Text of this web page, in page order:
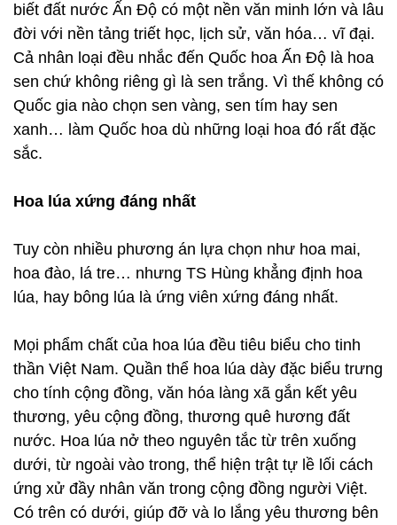
biết đất nước Ấn Độ có một nền văn minh lớn và lâu
đời với nền tảng triết học, lịch sử, văn hóa… vĩ đại.
Cả nhân loại đều nhắc đến Quốc hoa Ấn Độ là hoa
sen chứ không riêng gì là sen trắng. Vì thế không có
Quốc gia nào chọn sen vàng, sen tím hay sen
xanh… làm Quốc hoa dù những loại hoa đó rất đặc
sắc.
Hoa lúa xứng đáng nhất
Tuy còn nhiều phương án lựa chọn như hoa mai,
hoa đào, lá tre… nhưng TS Hùng khẳng định hoa
lúa, hay bông lúa là ứng viên xứng đáng nhất.
Mọi phẩm chất của hoa lúa đều tiêu biểu cho tinh
thần Việt Nam. Quần thể hoa lúa dày đặc biểu trưng
cho tính cộng đồng, văn hóa làng xã gắn kết yêu
thương, yêu cộng đồng, thương quê hương đất
nước. Hoa lúa nở theo nguyên tắc từ trên xuống
dưới, từ ngoài vào trong, thể hiện trật tự lề lối cách
ứng xử đầy nhân văn trong cộng đồng người Việt.
Có trên có dưới, giúp đỡ và lo lắng yêu thương bên